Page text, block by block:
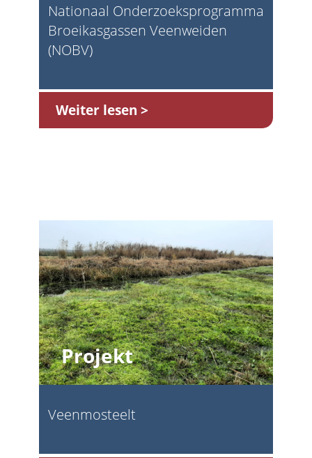
Nationaal Onderzoeksprogramma
Broeikasgassen Veenweiden
(NOBV)
Weiter lesen
Projekt
Veenmosteelt